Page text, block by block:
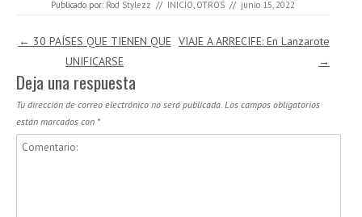
Publicado por: Rod Stylezz // INICIO OTROS // junio 15, 2022
Navegación de entradas
← 30 PAÍSES QUE TIENEN QUE
UNIFICARSE
VIAJE A ARRECIFE: En Lanzarote
→
Deja una respuesta
Tu dirección de correo electrónico no será publicada. Los campos obligatorios
están marcados con *